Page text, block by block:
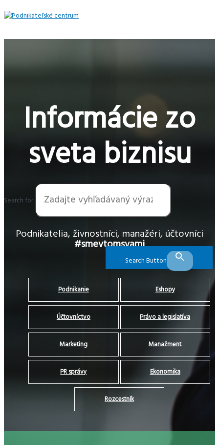
Preskočiť
na
Menu
Informácie zo
sveta biznisu
Search for:
Search Button
Podnikatelia, živnostníci, manažéri, účtovníci
#smevtomsvami
Podnikanie Eshopy
Účtovníctvo Právo a legislatíva
Marketing Manažment
PR správy Ekonomika
Rozcestník